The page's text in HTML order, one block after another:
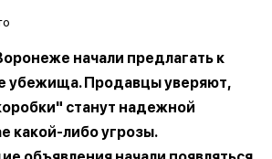
начали предлагать к
убежища. Продавцы уверяют,
станут надежной
какой-либо угрозы.